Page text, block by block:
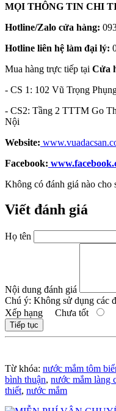
MỌI THÔNG TIN CHI
Hotline/Zalo cửa hàng:
Hotline liên hệ làm đại lý:
Mua hàng trực tiếp tại Cửa
- CS 1: 102 Vũ Trọng
- CS2: Tầng 2 TTTM Go
Nội
Website:
Facebook:
Không có đánh giá nào cho
Viết đánh giá
Họ tên
Nội dung đánh giá
Chú ý: Không sử dụng các
Xếp hạng Chưa tốt
Tiếp tục
Từ khóa: nước mắm tôm
bình thuận, nước mắm làng
thiết, nước mắm